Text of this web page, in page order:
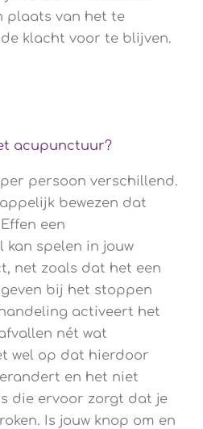
plaats van het te
klacht voor te blijven.
acupunctuur?
persoon verschillend.
bewezen dat
een
kan spelen in jouw
net zoals dat het een
bij het stoppen
activeert het
nét wat
wel op dat hierdoor
en het niet
die ervoor zorgt dat je
Is jouw knop om en